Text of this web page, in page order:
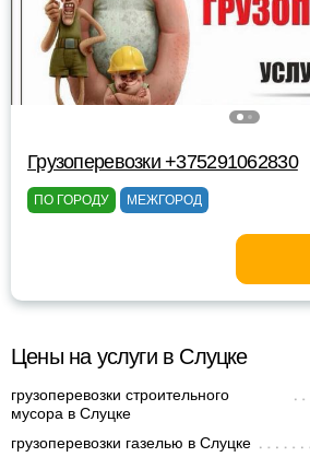
Грузоперевозки +375291062830
ПО ГОРОДУ МЕЖГОРОД
Цены на услуги в Слуцке
грузоперевозки строительного
мусора в Слуцке
грузоперевозки газелью в Слуцке